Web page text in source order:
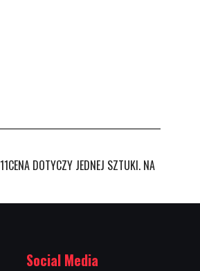
DOTYCZY JEDNEJ SZTUKI. NA
Social Media